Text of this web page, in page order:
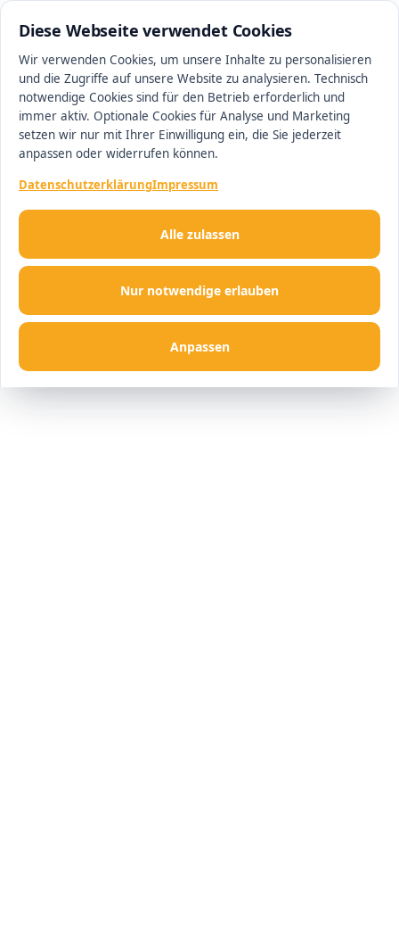
Diese Webseite verwendet Cookies
Wir verwenden Cookies, um unsere Inhalte zu personalisieren
und die Zugriffe auf unsere Website zu analysieren. Technisch
notwendige Cookies sind für den Betrieb erforderlich und
immer aktiv. Optionale Cookies für Analyse und Marketing
setzen wir nur mit Ihrer Einwilligung ein, die Sie jederzeit
anpassen oder widerrufen können.
DatenschutzerklärungImpressum
Nur notwendige erlauben
Anpassen
Alle zulassen